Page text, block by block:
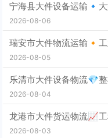
宁海县大件设备运输🔹
2026-08-06
瑞安市大件物流运输🔸
2026-08-05
乐清市大件设备物流💎
2026-08-04
龙港市大件货运物流📈
2026-08-03